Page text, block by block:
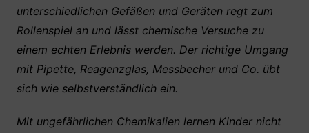
unterschiedlichen Gefäßen und Geräten regt zum
Rollenspiel an und lässt chemische Versuche zu
einem echten Erlebnis werden. Der richtige Umgang
mit Pipette, Reagenzglas, Messbecher und Co. übt
sich wie selbstverständlich ein.
Mit ungefährlichen Chemikalien lernen Kinder nicht